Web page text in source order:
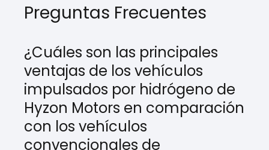
Preguntas Frecuentes
¿Cuáles son las principales
ventajas de los vehículos
impulsados por hidrógeno de
Hyzon Motors en comparación
con los vehículos
convencionales de